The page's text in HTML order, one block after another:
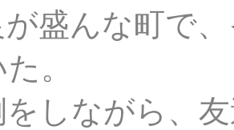
が盛んな町で
。
しながら、